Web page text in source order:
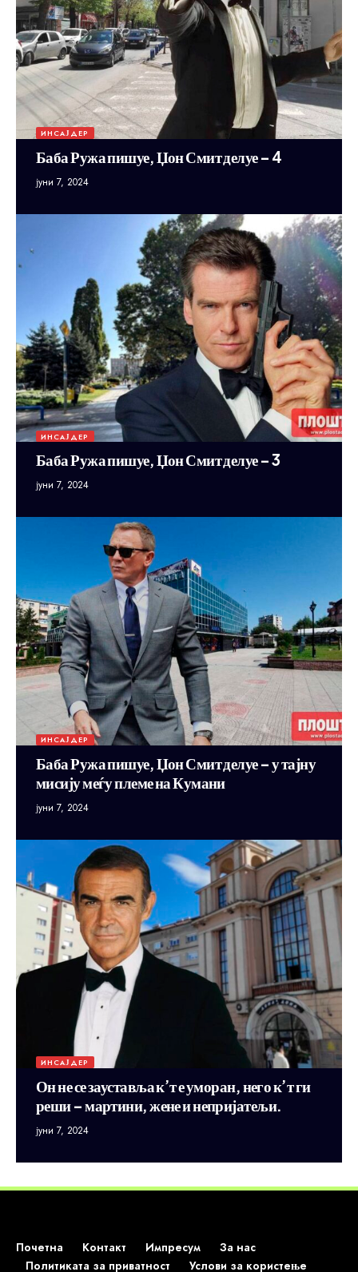
ИНСАЈДЕР
Баба Ружа пишуе, Џон Смит делуе – 4
јуни 7, 2024
ИНСАЈДЕР
Баба Ружа пишуе, Џон Смит делуе – 3
јуни 7, 2024
ИНСАЈДЕР
Баба Ружа пишуе, Џон Смит делуе – у тајну
мисију меѓу племе на Кумани
јуни 7, 2024
ИНСАЈДЕР
Он не се зауставља к’т е уморан, него к’т ги
реши – мартини, жене и непријатељи.
јуни 7, 2024
Почетна Контакт Импресум
За нас
Политиката за приватност
Услови за користење